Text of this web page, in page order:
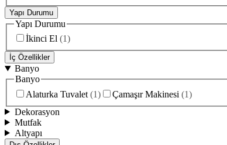
Yapı Durumu
Yapı Durumu
İkinci El (1)
İç Özellikler
Banyo
Banyo
Alaturka Tuvalet (1) Çamaşır Makinesi (1)
Dekorasyon
Mutfak
Altyapı